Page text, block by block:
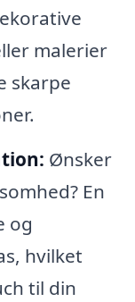
malerier
skarpe
Ønsker
En
og
hvilket
til din